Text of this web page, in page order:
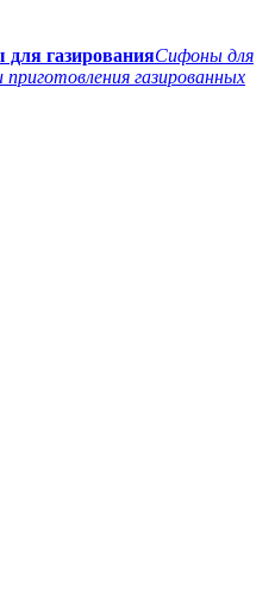
газированияСифоны для
приготовления газированных